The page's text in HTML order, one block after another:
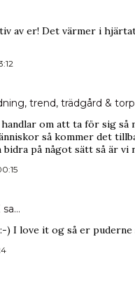
av er! Det värmer i
trend, trädgård &
om att ta för sig så
så kommer det
på något sätt så är
sa…
) I love it og så er puderne